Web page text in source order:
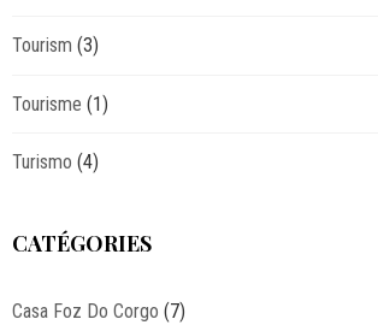
Tourism (3)
Tourisme (1)
Turismo (4)
CATÉGORIES
Casa Foz Do Corgo (7)